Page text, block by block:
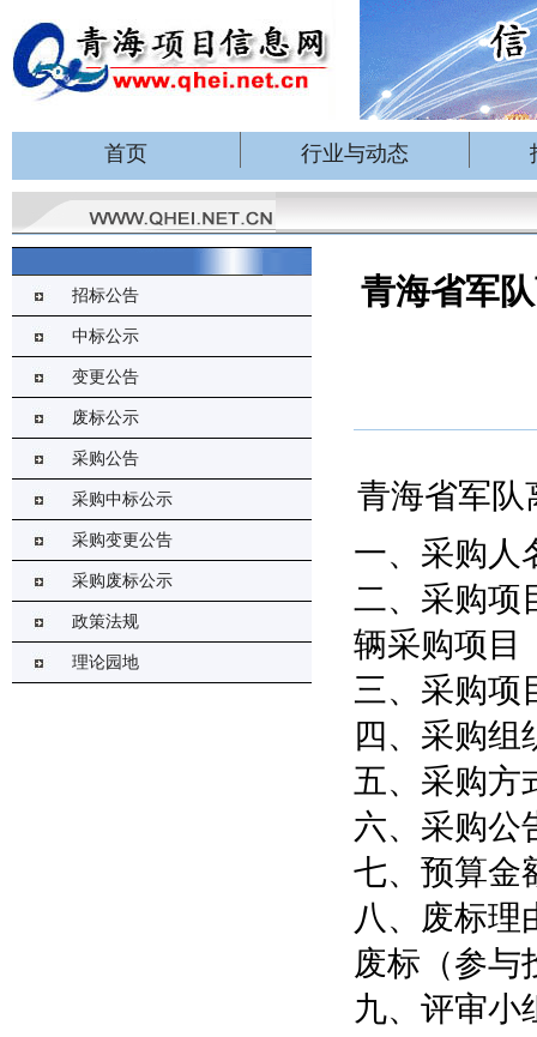
首页 行业与动态
招标公告
中标公示
变更公告
废标公示
采购公告
采购中标公示
采购变更公告
采购废标公示
政策法规
理论园地
青海省军
青海省军队
一、采购人
二、采购项
辆采购项目
三、采购项
四、采购
五、采购方
六、采购公
七、预算金
八、废标理
废标（参与
九、评审小